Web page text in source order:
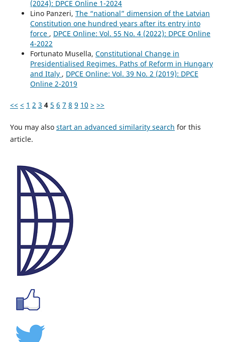
(2024): DPCE Online 1-2024
Lino Panzeri, The “national” dimension of the Latvian
Constitution one hundred years after its entry into
force , DPCE Online: Vol. 55 No. 4 (2022): DPCE Online
4-2022
Fortunato Musella, Constitutional Change in
Presidentialised Regimes. Paths of Reform in Hungary
and Italy , DPCE Online: Vol. 39 No. 2 (2019): DPCE
Online 2-2019
<< < 1 2 3 4 5 6 7 8 9 10 > >>
You may also start an advanced similarity search for this
article.